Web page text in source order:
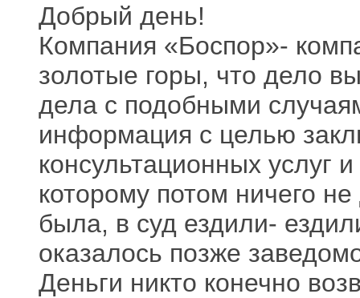
Добрый день!
Компания «Боспор»-
золотые горы, что дело
дела с подобными
информация с целью
консультационных услуг
которому потом ничего
была, в суд ездили-
оказалось позже
Деньги никто конечно